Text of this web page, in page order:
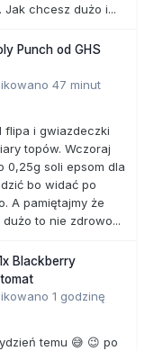
Jak chcesz dużo i...
Punch od GHS
47 minut
flipa i gwiazdeczki
topów. Wczoraj
0,25g soli epsom dla
bo widać po
A pamiętajmy że
to nie zdrowo...
Blackberry
1 godzinę
temu 😅 😉 po